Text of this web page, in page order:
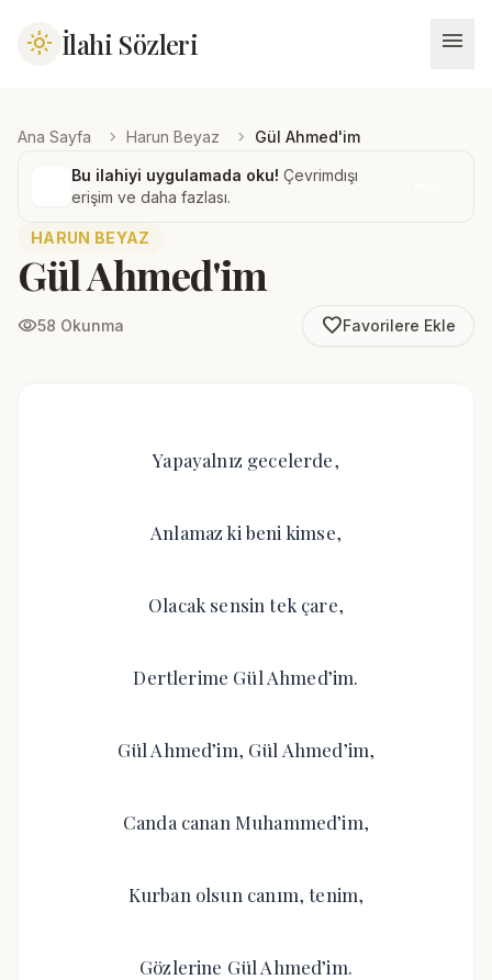
light_mode İlahi Sözleri menu
Ana Sayfa chevron_right Harun Beyaz chevron_right Gül Ahmed'im
Bu ilahiyi uygulamada oku! Çevrimdışı
erişim ve daha fazlası.
HARUN BEYAZ
Gül Ahmed'im
visibility58 Okunma favorite_borderFavorilere Ekle
Yapayalnız gecelerde,
Anlamaz ki beni kimse,
Olacak sensin tek çare,
Dertlerime Gül Ahmed’im.
Gül Ahmed’im, Gül Ahmed’im,
Canda canan Muhammed’im,
Kurban olsun canım, tenim,
Gözlerine Gül Ahmed’im.